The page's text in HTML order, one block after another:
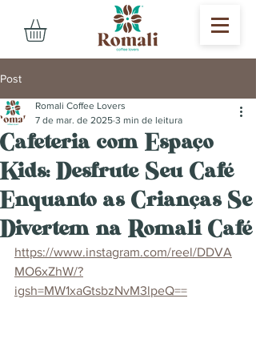
Post
Cafeteria com Espaço
Kids: Desfrute Seu Café
Enquanto as Crianças Se
Divertem na Romali Café
Romali Coffee Lovers
7 de mar. de 2025 3 min de leitura
https://www.instagram.com/reel/DDVA
MO6xZhW/?
igsh=MW1xaGtsbzNvM3lpeQ==